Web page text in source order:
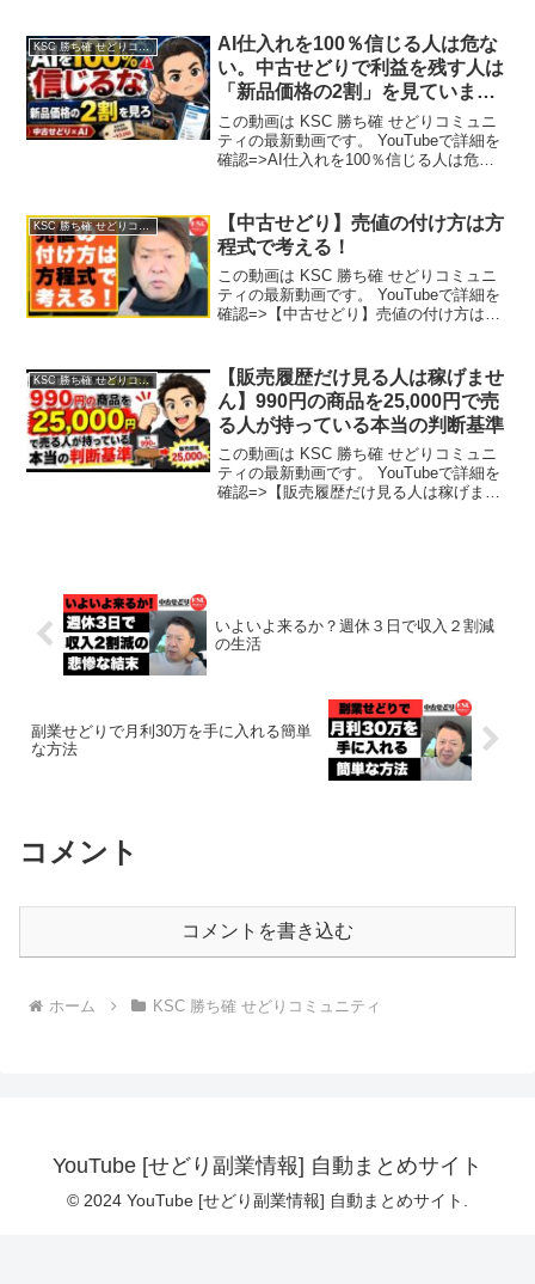
KSC 勝ち確 せどりコミュニティ
AI仕入れを100％信じる人は危な
い。中古せどりで利益を残す人は
「新品価格の2割」を見ていま
す。
この動画は KSC 勝ち確 せどりコミュニ
ティの最新動画です。 YouTubeで詳細を
確認=>AI仕入れを100％信じる人は危な
【中古せどり】売値の付け方は方
程式で考える！
この動画は KSC 勝ち確 せどりコミュニ
ティの最新動画です。 YouTubeで詳細を
確認=>【中古せどり】売値の付け方は方
KSC 勝ち確 せどりコミュニティ
【販売履歴だけ見る人は稼げませ
ん】990円の商品を25,000円で売
る人が持っている本当の判断基準
この動画は KSC 勝ち確 せどりコミュニ
ティの最新動画です。 YouTubeで詳細を
確認=>【販売履歴だけ見る人は稼げませ
いよいよ来るか？週休３日で収入２割減
の生活
副業せどりで月利30万を手に入れる簡単
な方法
コメント
コメントを書き込む
ホーム KSC 勝ち確 せどりコミュニティ
YouTube [せどり副業情報] 自動まとめサイト
© 2024 YouTube [せどり副業情報] 自動まとめサイト.